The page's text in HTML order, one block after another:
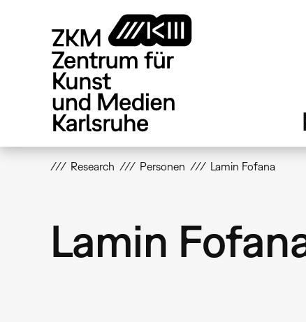
Research Personen Lamin Fofana
Lamin